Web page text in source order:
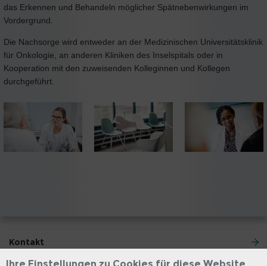
das Erkennen und Behandeln möglicher Spätnebenwirkungen im
Vordergrund.
Die Nachsorge wird entweder an der Medizinischen Universitätsklinik
für Onkologie, an anderen Kliniken des Inselspitals oder in
Kooperation mit den zuweisenden Kolleginnen und Kollegen
durchgeführt.
Kontakt